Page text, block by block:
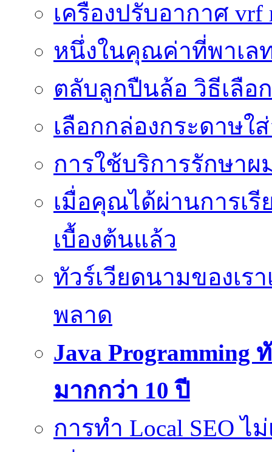
เครื่องปรับอากาศ vrf
หนึ่งในคุณค่าที่พาเล
ตลับลูกปืนล้อ วิธีเลือ
เลือกกล่องกระดาษใ
การใช้บริการรักษาผ
เมื่อคุณได้ผ่านการเ
เบื้องต้นแล้ว
ทัวร์เวียดนามของเร
พลาด
Java Programming
มากกว่า 10 ปี
การทำ Local SEO ไ